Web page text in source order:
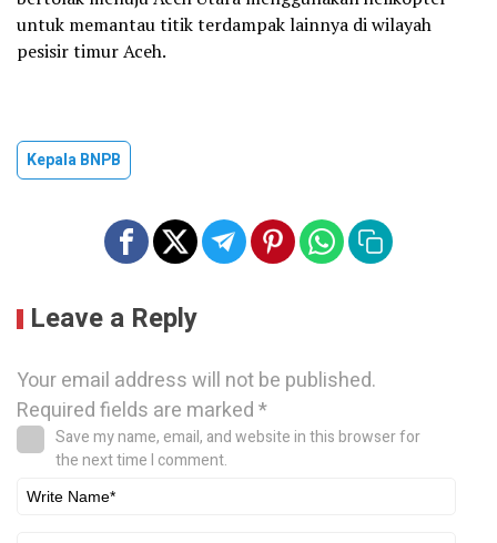
untuk memantau titik terdampak lainnya di wilayah
pesisir timur Aceh.
Kepala BNPB
Leave a Reply
Your email address will not be published.
Required fields are marked*
Save my name, email, and website in this browser for
the next time I comment.